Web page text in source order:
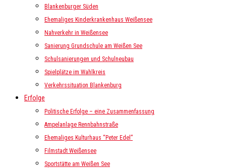
Blankenburger Süden
Ehemaliges Kinderkrankenhaus Weißensee
Nahverkehr in Weißensee
Sanierung Grundschule am Weißen See
Schulsanierungen und Schulneubau
Spielplätze im Wahlkreis
Verkehrssituation Blankenburg
Erfolge
Politische Erfolge – eine Zusammenfassung
Ampelanlage Rennbahnstraße
Ehemaliges Kulturhaus “Peter Edel”
Filmstadt Weißensee
Sportstätte am Weißen See